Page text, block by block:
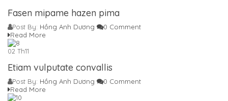
Fasen mipame hazen pima
Post By: Hồng Anh Dương
0 Comment
Read More
02 Th11
Etiam vulputate convallis
Post By: Hồng Anh Dương
0 Comment
Read More